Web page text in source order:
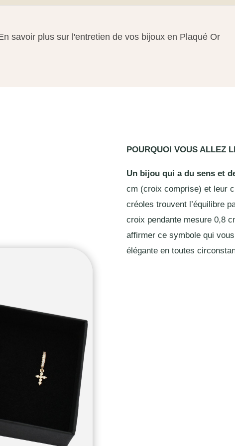
savoir plus sur l'entretien de vos bijoux en Plaqué Or
POURQUOI VOUS ALLEZ
Un bijou qui a du sens et
cm (croix comprise) et leur
créoles trouvent l’équilibre
croix pendante mesure 0,8
affirmer ce symbole qui
élégante en toutes